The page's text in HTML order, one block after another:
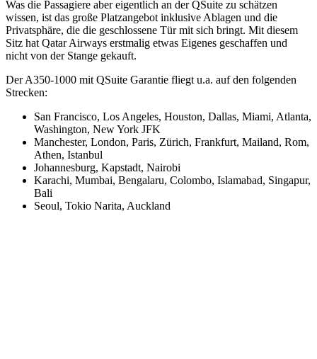
Was die Passagiere aber eigentlich an der QSuite zu schätzen
wissen, ist das große Platzangebot inklusive Ablagen und die
Privatsphäre, die die geschlossene Tür mit sich bringt. Mit diesem
Sitz hat Qatar Airways erstmalig etwas Eigenes geschaffen und
nicht von der Stange gekauft.
Der A350-1000 mit QSuite Garantie fliegt u.a. auf den folgenden
Strecken:
San Francisco, Los Angeles, Houston, Dallas, Miami, Atlanta,
Washington, New York JFK
Manchester, London, Paris, Zürich, Frankfurt, Mailand, Rom,
Athen, Istanbul
Johannesburg, Kapstadt, Nairobi
Karachi, Mumbai, Bengalaru, Colombo, Islamabad, Singapur,
Bali
Seoul, Tokio Narita, Auckland